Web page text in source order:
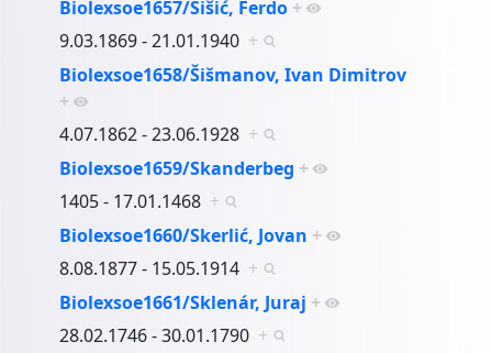
Biolexsoe1657/Šišić, Ferdo +
9.03.1869 - 21.01.1940 +
Biolexsoe1658/Šišmanov, Ivan Dimitrov
+
4.07.1862 - 23.06.1928 +
Biolexsoe1659/Skanderbeg +
1405 - 17.01.1468 +
Biolexsoe1660/Skerlić, Jovan +
8.08.1877 - 15.05.1914 +
Biolexsoe1661/Sklenár, Juraj +
28.02.1746 - 30.01.1790 +